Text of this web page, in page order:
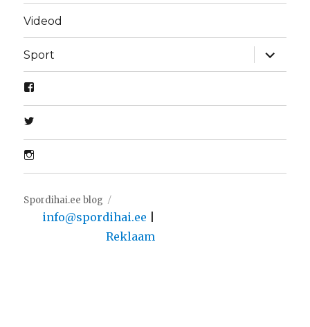
Videod
Sport
laienda
Spordihai.ee blog
info@spordihai.ee
Reklaam